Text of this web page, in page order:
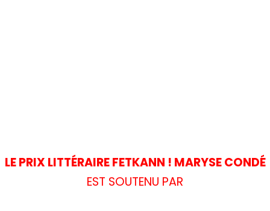
LE PRIX LITTÉRAIRE FETKANN ! MARYSE CONDÉ
EST SOUTENU PAR